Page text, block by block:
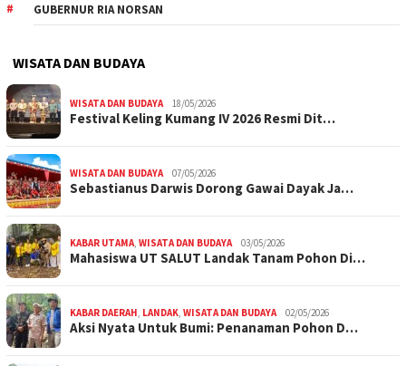
GUBERNUR RIA NORSAN
WISATA DAN BUDAYA
WISATA DAN BUDAYA 18/05/2026
Festival Keling Kumang IV 2026 Resmi Dit…
WISATA DAN BUDAYA 07/05/2026
Sebastianus Darwis Dorong Gawai Dayak Ja…
KABAR UTAMA WISATA DAN BUDAYA 03/05/2026
Mahasiswa UT SALUT Landak Tanam Pohon Di…
KABAR DAERAH LANDAK WISATA DAN BUDAYA 02/05/2026
Aksi Nyata Untuk Bumi: Penanaman Pohon D…